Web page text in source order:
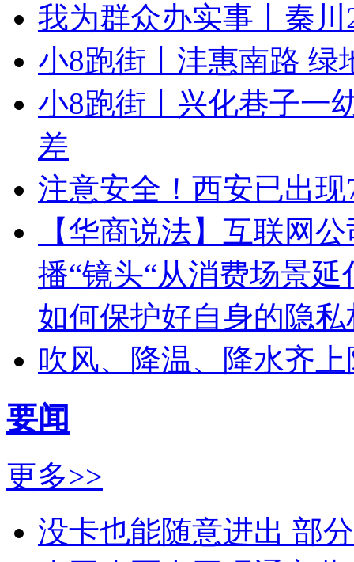
我为群众办实事丨秦
小8跑街丨沣惠南路 绿
小8跑街丨兴化巷子一
差
注意安全！西安已出
【华商说法】互联网
播“镜头“从消费场景
如何保护好自身的隐私
吹风、降温、降水齐
要闻
更多>>
没卡也能随意进出 部